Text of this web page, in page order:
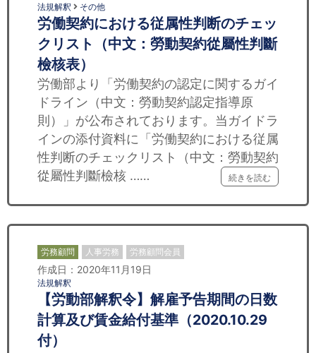
法規解釈 その他
労働契約における従属性判断のチェッ
クリスト（中文：勞動契約從屬性判斷
檢核表）
労働部より「労働契約の認定に関するガイ
ドライン（中文：勞動契約認定指導原
則）」が公布されております。当ガイドラ
インの添付資料に「労働契約における従属
性判断のチェックリスト（中文：勞動契約
從屬性判斷檢核 ……
続きを読む
労務顧問 人事労務 労務顧問会員
作成日：2020年11月19日
法規解釈
【労動部解釈令】解雇予告期間の日数
計算及び賃金給付基準（2020.10.29
付）